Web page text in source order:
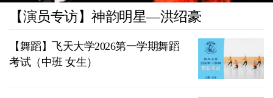
【演员专访】神韵明星—洪绍豪
【舞蹈】飞天大学2026第一学期舞蹈
考试（中班 女生）